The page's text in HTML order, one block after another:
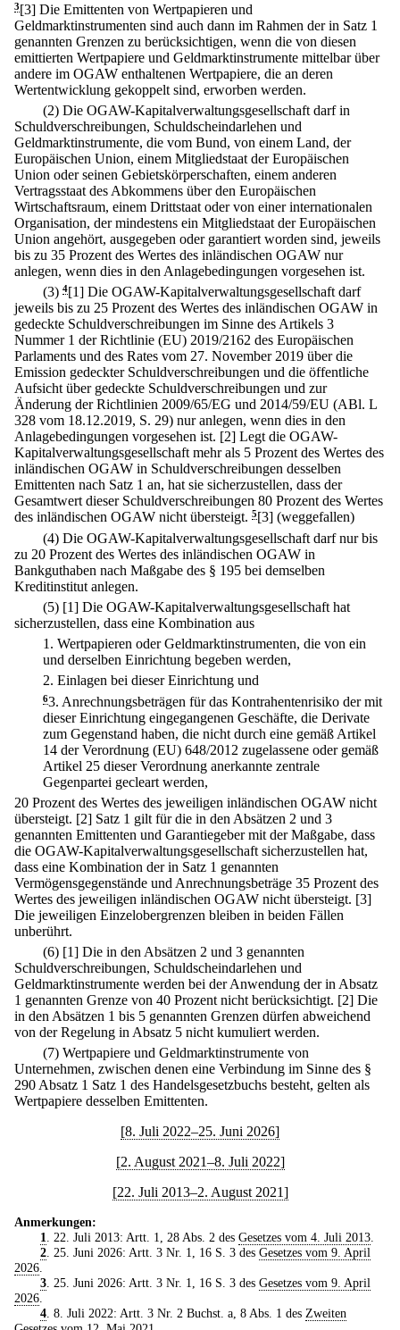
3[3] Die Emittenten von Wertpapieren und
Geldmarktinstrumenten sind auch dann im Rahmen der in Satz 1
genannten Grenzen zu berücksichtigen, wenn die von diesen
emittierten Wertpapiere und Geldmarktinstrumente mittelbar über
andere im OGAW enthaltenen Wertpapiere, die an deren
Wertentwicklung gekoppelt sind, erworben werden.
(2) Die OGAW-Kapitalverwaltungsgesellschaft darf in
Schuldverschreibungen, Schuldscheindarlehen und
Geldmarktinstrumente, die vom Bund, von einem Land, der
Europäischen Union, einem Mitgliedstaat der Europäischen
Union oder seinen Gebietskörperschaften, einem anderen
Vertragsstaat des Abkommens über den Europäischen
Wirtschaftsraum, einem Drittstaat oder von einer internationalen
Organisation, der mindestens ein Mitgliedstaat der Europäischen
Union angehört, ausgegeben oder garantiert worden sind, jeweils
bis zu 35 Prozent des Wertes des inländischen OGAW nur
anlegen, wenn dies in den Anlagebedingungen vorgesehen ist.
(3) 4[1] Die OGAW-Kapitalverwaltungsgesellschaft darf
jeweils bis zu 25 Prozent des Wertes des inländischen OGAW in
gedeckte Schuldverschreibungen im Sinne des Artikels 3
Nummer 1 der Richtlinie (EU) 2019/2162 des Europäischen
Parlaments und des Rates vom 27. November 2019 über die
Emission gedeckter Schuldverschreibungen und die öffentliche
Aufsicht über gedeckte Schuldverschreibungen und zur
Änderung der Richtlinien 2009/65/EG und 2014/59/EU (ABl. L
328 vom 18.12.2019, S. 29) nur anlegen, wenn dies in den
Anlagebedingungen vorgesehen ist. [2] Legt die OGAW-
Kapitalverwaltungsgesellschaft mehr als 5 Prozent des Wertes des
inländischen OGAW in Schuldverschreibungen desselben
Emittenten nach Satz 1 an, hat sie sicherzustellen, dass der
Gesamtwert dieser Schuldverschreibungen 80 Prozent des Wertes
des inländischen OGAW nicht übersteigt. 5[3] (weggefallen)
(4) Die OGAW-Kapitalverwaltungsgesellschaft darf nur bis
zu 20 Prozent des Wertes des inländischen OGAW in
Bankguthaben nach Maßgabe des § 195 bei demselben
Kreditinstitut anlegen.
(5) [1] Die OGAW-Kapitalverwaltungsgesellschaft hat
sicherzustellen, dass eine Kombination aus
1. Wertpapieren oder Geldmarktinstrumenten, die von ein
und derselben Einrichtung begeben werden,
2. Einlagen bei dieser Einrichtung und
63. Anrechnungsbeträgen für das Kontrahentenrisiko der mit
dieser Einrichtung eingegangenen Geschäfte, die Derivate
zum Gegenstand haben, die nicht durch eine gemäß Artikel
14 der Verordnung (EU) 648/2012 zugelassene oder gemäß
Artikel 25 dieser Verordnung anerkannte zentrale
Gegenpartei gecleart werden,
20 Prozent des Wertes des jeweiligen inländischen OGAW nicht
übersteigt. [2] Satz 1 gilt für die in den Absätzen 2 und 3
genannten Emittenten und Garantiegeber mit der Maßgabe, dass
die OGAW-Kapitalverwaltungsgesellschaft sicherzustellen hat,
dass eine Kombination der in Satz 1 genannten
Vermögensgegenstände und Anrechnungsbeträge 35 Prozent des
Wertes des jeweiligen inländischen OGAW nicht übersteigt. [3]
Die jeweiligen Einzelobergrenzen bleiben in beiden Fällen
unberührt.
(6) [1] Die in den Absätzen 2 und 3 genannten
Schuldverschreibungen, Schuldscheindarlehen und
Geldmarktinstrumente werden bei der Anwendung der in Absatz
1 genannten Grenze von 40 Prozent nicht berücksichtigt. [2] Die
in den Absätzen 1 bis 5 genannten Grenzen dürfen abweichend
von der Regelung in Absatz 5 nicht kumuliert werden.
(7) Wertpapiere und Geldmarktinstrumente von
Unternehmen, zwischen denen eine Verbindung im Sinne des §
290 Absatz 1 Satz 1 des Handelsgesetzbuchs besteht, gelten als
Wertpapiere desselben Emittenten.
[8. Juli 2022–25. Juni 2026]
[2. August 2021–8. Juli 2022]
[22. Juli 2013–2. August 2021]
Anmerkungen:
1. 22. Juli 2013: Artt. 1, 28 Abs. 2 des Gesetzes vom 4. Juli 2013.
2. 25. Juni 2026: Artt. 3 Nr. 1, 16 S. 3 des Gesetzes vom 9. April
2026.
3. 25. Juni 2026: Artt. 3 Nr. 1, 16 S. 3 des Gesetzes vom 9. April
2026.
4. 8. Juli 2022: Artt. 3 Nr. 2 Buchst. a, 8 Abs. 1 des Zweiten